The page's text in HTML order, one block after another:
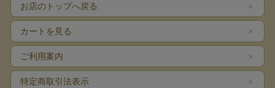
お店のトップへ戻る
カートを見る
ご利用案内
特定商取引法表示